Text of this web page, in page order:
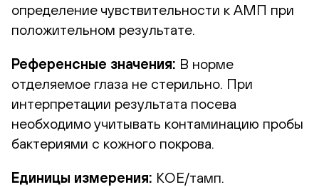
определение чувствительности к АМП при
положительном результате.
Референсные значения: В норме
отделяемое глаза не стерильно. При
интерпретации результата посева
необходимо учитывать контаминацию пробы
бактериями с кожного покрова.
Единицы измерения: КОЕ/тамп.